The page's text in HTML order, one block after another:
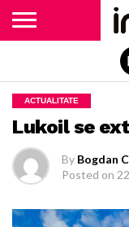
ACTUALITATE
Lukoil se
By Bogdan
Posted on